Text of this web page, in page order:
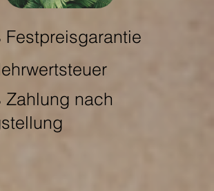
Festpreisgarantie
Zahlung nach